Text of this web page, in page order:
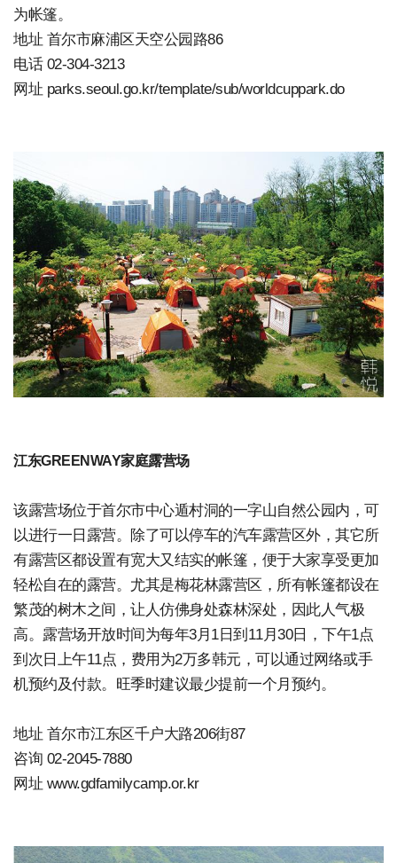
为帐篷。
地址 首尔市麻浦区天空公园路86
电话 02-304-3213
网址 parks.seoul.go.kr/template/sub/worldcuppark.do
江东GREENWAY家庭露营场
该露营场位于首尔市中心遁村洞的一字山自然公园内，可
以进行一日露营。除了可以停车的汽车露营区外，其它所
有露营区都设置有宽大又结实的帐篷，便于大家享受更加
轻松自在的露营。尤其是梅花林露营区，所有帐篷都设在
繁茂的树木之间，让人仿佛身处森林深处，因此人气极
高。露营场开放时间为每年3月1日到11月30日，下午1点
到次日上午11点，费用为2万多韩元，可以通过网络或手
机预约及付款。旺季时建议最少提前一个月预约。
地址 首尔市江东区千户大路206街87
咨询 02-2045-7880
网址 www.gdfamilycamp.or.kr